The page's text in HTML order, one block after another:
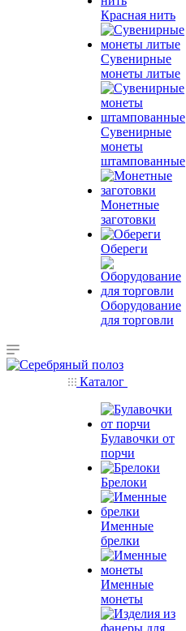
Красная нить
Сувенирные
монеты литые
Сувенирные
монеты
штампованные
Монетные
заготовки
Обереги
Оборудование
для торговли
Каталог
Булавочки от
порчи
Брелоки
Именные
брелки
Именные
монеты